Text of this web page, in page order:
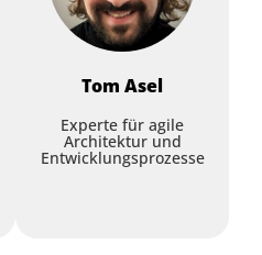
Tom Asel
Experte für agile
Architektur und
Entwicklungsprozesse